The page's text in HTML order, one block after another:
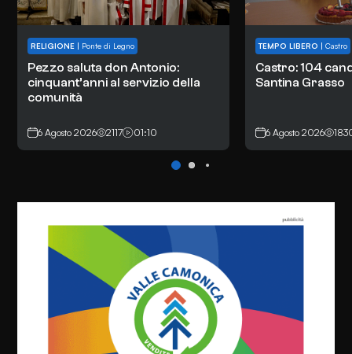
RELIGIONE| Ponte di Legno
Pezzo saluta don Antonio:
cinquant’anni al servizio della
comunità
6 Agosto 2026 2117 01:10
TEMPO LIBERO Castro
Castro: 104
Santina Grasso
6 Agosto 2026